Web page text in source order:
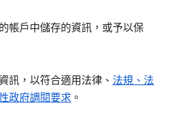
帳戶中儲存的資訊，或予以保
訊，以符合適用法律、 法規、法
政府調閱要求 。